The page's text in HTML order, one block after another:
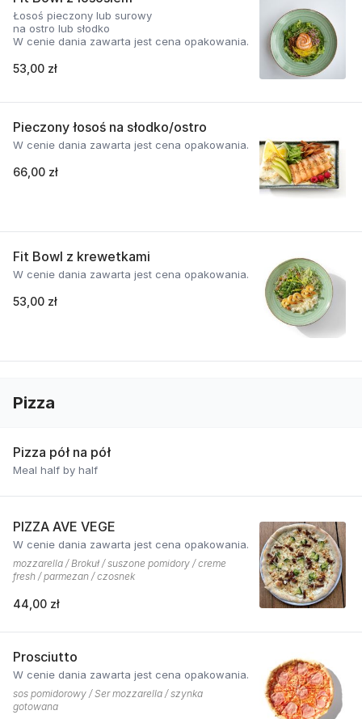
Łosoś pieczony lub surowy
na ostro lub słodko
W cenie dania zawarta jest cena opakowania.
53,00 zł
Pieczony łosoś na słodko/ostro
W cenie dania zawarta jest cena opakowania.
66,00 zł
Fit Bowl z krewetkami
W cenie dania zawarta jest cena opakowania.
53,00 zł
Pizza
Pizza pół na pół
Meal half by half
PIZZA AVE VEGE
W cenie dania zawarta jest cena opakowania.
mozzarella / Brokuł / suszone pomidory / creme
fresh / parmezan / czosnek
44,00 zł
Prosciutto
W cenie dania zawarta jest cena opakowania.
sos pomidorowy / Ser mozzarella / szynka
gotowana